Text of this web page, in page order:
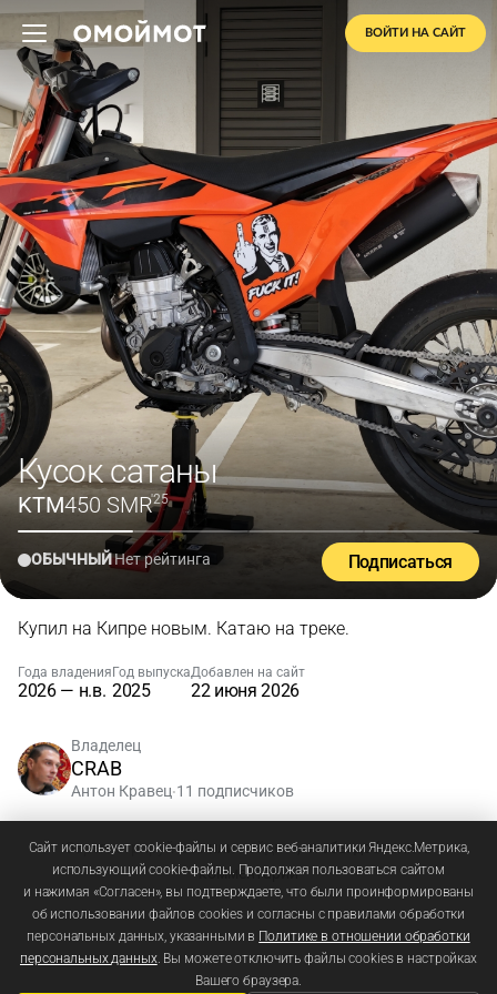
ВОЙТИ НА САЙТ
Кусок сатаны
KTM450 SMR'25
ОБЫЧНЫЙНет рейтинга Подписаться
Купил на Кипре новым. Катаю на треке.
Года владения
2026 — н.в.
Год выпуска
2025
Добавлен на сайт
22 июня 2026
Владелец
CRAB
Антон Кравец•11 подписчиков
Зарегистрируйтесьиливойдите, чтобы добавлять
комментарии
Сайт использует cookie-файлы и сервис веб-аналитики Яндекс.Метрика,
использующий cookie-файлы. Продолжая пользоваться сайтом
и нажимая «Согласен», вы подтверждаете, что были проинформированы
об использовании файлов cookies и согласны с правилами обработки
персональных данных, указанными в Политике в отношении обработки
персональных данных. Вы можете отключить файлы cookies в настройках
Вашего браузера.